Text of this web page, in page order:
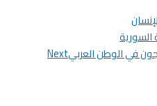
السورية
في الوطن العربيNext